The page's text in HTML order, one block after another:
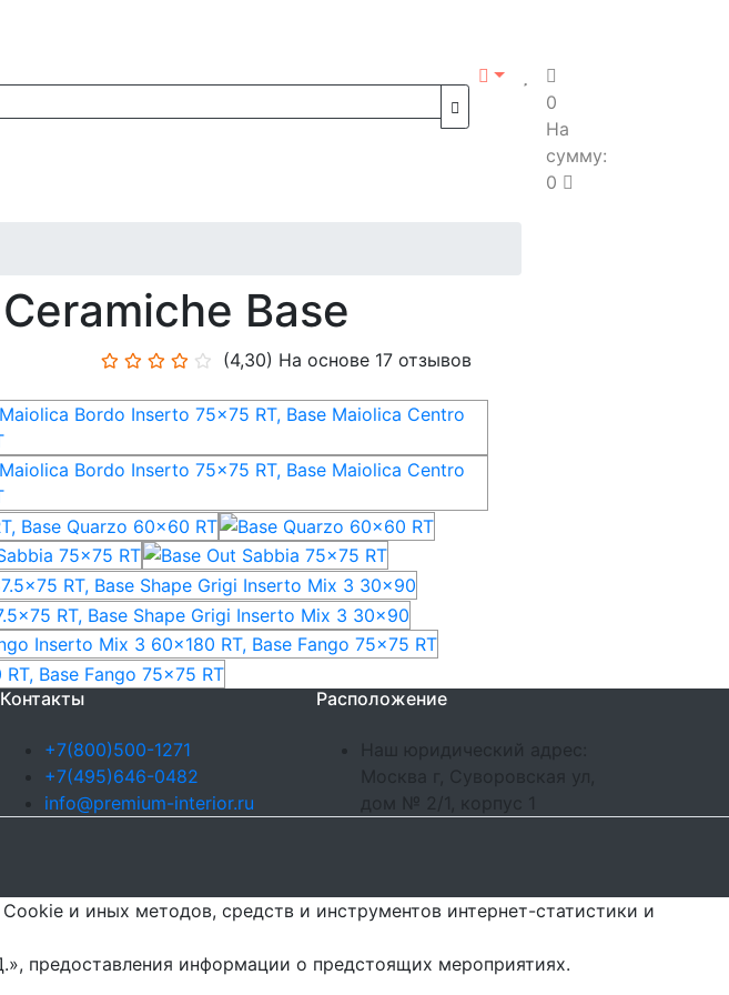
0
На
сумму:
0
Base
(4,30) На основе 17 отзывов
Контакты
+7(800)500-1271
+7(495)646-0482
info@premium-interior.ru
Расположение
Наш юридический адрес:
Москва г, Суворовская ул,
дом № 2/1, корпус 1
и иных методов, средств и инструментов интернет-статистики и
предоставления информации о предстоящих мероприятиях.